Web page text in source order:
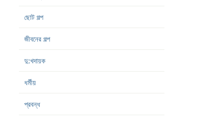
ছোট গল্প
জীবনের গল্প
দু:খদায়ক
ধর্মীয়
প্রবন্ধ